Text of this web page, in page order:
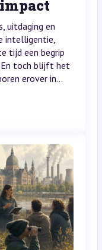
uitdaging en
intelligentie,
tijd een begrip
En toch blijft het
erover in...